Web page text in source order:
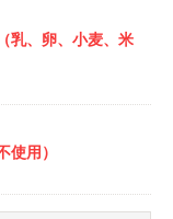
乳、卵、小麦、米
使用）